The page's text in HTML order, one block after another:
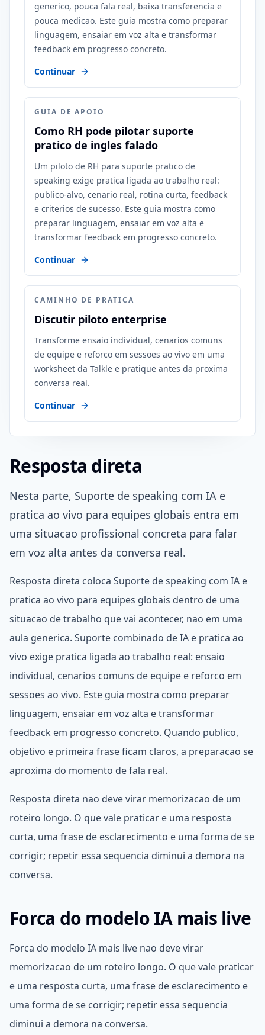
generico, pouca fala real, baixa transferencia e
pouca medicao. Este guia mostra como preparar
linguagem, ensaiar em voz alta e transformar
feedback em progresso concreto.
Continuar
GUIA DE APOIO
Como RH pode pilotar suporte
pratico de ingles falado
Um piloto de RH para suporte pratico de
speaking exige pratica ligada ao trabalho real:
publico-alvo, cenario real, rotina curta, feedback
e criterios de sucesso. Este guia mostra como
preparar linguagem, ensaiar em voz alta e
transformar feedback em progresso concreto.
Continuar
CAMINHO DE PRATICA
Discutir piloto enterprise
Transforme ensaio individual, cenarios comuns
de equipe e reforco em sessoes ao vivo em uma
worksheet da Talkle e pratique antes da proxima
conversa real.
Continuar
Resposta direta
Nesta parte, Suporte de speaking com IA e
pratica ao vivo para equipes globais entra em
uma situacao profissional concreta para falar
em voz alta antes da conversa real.
Resposta direta coloca Suporte de speaking com IA e
pratica ao vivo para equipes globais dentro de uma
situacao de trabalho que vai acontecer, nao em uma
aula generica. Suporte combinado de IA e pratica ao
vivo exige pratica ligada ao trabalho real: ensaio
individual, cenarios comuns de equipe e reforco em
sessoes ao vivo. Este guia mostra como preparar
linguagem, ensaiar em voz alta e transformar
feedback em progresso concreto. Quando publico,
objetivo e primeira frase ficam claros, a preparacao se
aproxima do momento de fala real.
Resposta direta nao deve virar memorizacao de um
roteiro longo. O que vale praticar e uma resposta
curta, uma frase de esclarecimento e uma forma de se
corrigir; repetir essa sequencia diminui a demora na
conversa.
Forca do modelo IA mais live
Forca do modelo IA mais live nao deve virar
memorizacao de um roteiro longo. O que vale praticar
e uma resposta curta, uma frase de esclarecimento e
uma forma de se corrigir; repetir essa sequencia
diminui a demora na conversa.